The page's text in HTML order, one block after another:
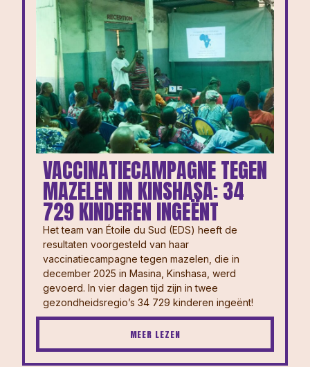
VACCINATIECAMPAGNE TEGEN
MAZELEN IN KINSHASA: 34
729 KINDEREN INGEËNT
Het team van Étoile du Sud (EDS) heeft de
resultaten voorgesteld van haar
vaccinatiecampagne tegen mazelen, die in
december 2025 in Masina, Kinshasa, werd
gevoerd. In vier dagen tijd zijn in twee
gezondheidsregio’s 34 729 kinderen ingeënt!
MEER LEZEN